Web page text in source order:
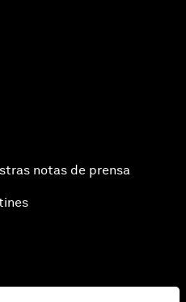
notas de prensa